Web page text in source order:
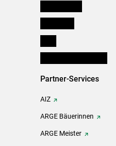
Partner-Services
AIZ
ARGE Bäuerinnen
ARGE Meister